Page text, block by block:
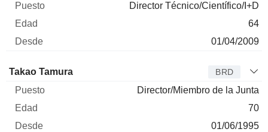
Director Técnico/Científico/I+D
64
01/04/2009
Administrador
Takao Tamura BRD
Director/Miembro de la Junta
70
01/06/1995